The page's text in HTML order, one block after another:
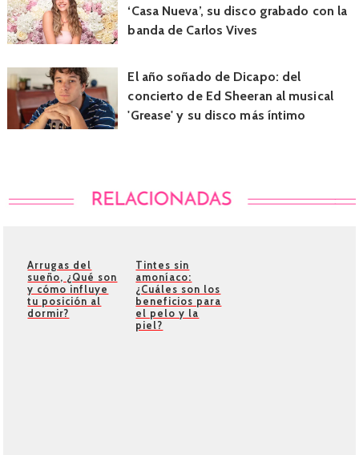
‘Casa Nueva’, su disco grabado con la
banda de Carlos Vives
El año soñado de Dicapo: del
concierto de Ed Sheeran al musical
'Grease' y su disco más íntimo
Arrugas del
sueño, ¿Qué son
y cómo influye
tu posición al
dormir?
Tintes sin
amoníaco:
¿Cuáles son los
beneficios para
el pelo y la
piel?